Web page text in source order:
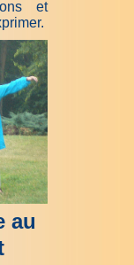
et
au